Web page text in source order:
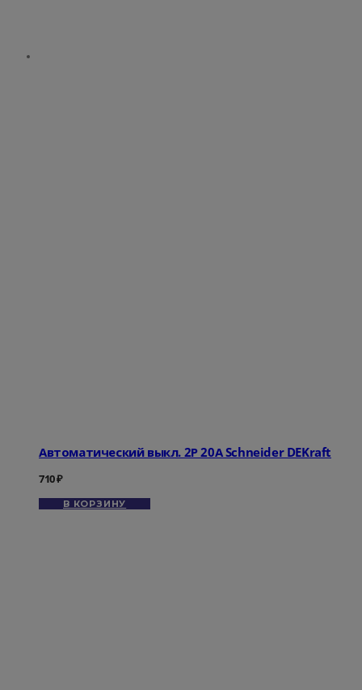
Автоматический выкл. 2Р 20А Schneider DEKraft
710₽
В КОРЗИНУ